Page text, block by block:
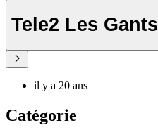
Tele2 Les Gants
il y a 20 ans
Catégorie